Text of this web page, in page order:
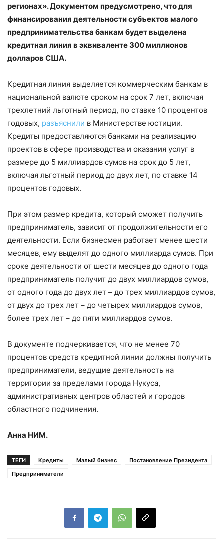
регионах». Документом предусмотрено, что для
финансирования деятельности субъектов малого
предпринимательства банкам будет выделена
кредитная линия в эквиваленте 300 миллионов
долларов США.
Кредитная линия выделяется коммерческим банкам в
национальной валюте сроком на срок 7 лет, включая
трехлетний льготный период, по ставке 10 процентов
годовых, разъяснили в Министерстве юстиции.
Кредиты предоставляются банками на реализацию
проектов в сфере производства и оказания услуг в
размере до 5 миллиардов сумов на срок до 5 лет,
включая льготный период до двух лет, по ставке 14
процентов годовых.
При этом размер кредита, который сможет получить
предприниматель, зависит от продолжительности его
деятельности. Если бизнесмен работает менее шести
месяцев, ему выделят до одного миллиарда сумов. При
сроке деятельности от шести месяцев до одного года
предприниматель получит до двух миллиардов сумов,
от одного года до двух лет – до трех миллиардов сумов,
от двух до трех лет – до четырех миллиардов сумов,
более трех лет – до пяти миллиардов сумов.
В документе подчеркивается, что не менее 70
процентов средств кредитной линии должны получить
предприниматели, ведущие деятельность на
территории за пределами города Нукуса,
административных центров областей и городов
областного подчинения.
Анна НИМ.
ТЕГИ Кредиты Малый бизнес
Постановление Президента
Предприниматели